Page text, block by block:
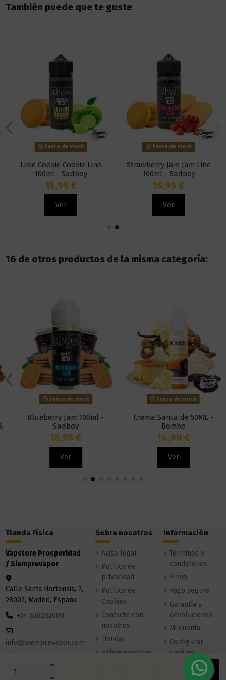
También puede que te guste
Fuera de stock
Lime Cookie Cookie Line
100ml - Sadboy
15,95 €
Ver
Fuera de stock
Strawberry Jam Jam Line
100ml - Sadboy
15,95 €
Ver
16 de otros productos de la misma categoría:
Fuera de stock
Blueberry Jam 100ml -
Sadboy
15,95 €
Ver
Fuera de stock
Crema Santa de 50ML -
Bombo
14,90 €
Ver
Tienda Física
Vapstore Prosperidad
/ Siemprevapor
Calle Santa Hortensia, 2,
28002, Madrid, España
+34 628282608
info@siemprevapor.com
Sobre nosotros
Aviso legal
Política de
privacidad
Política de
Cookies
Contacte con
nosotros
Tiendas
Sobre nosotros
Información
Términos y
condiciones
Envío
Pago seguro
Garantía y
devoluciones
Mi cuenta
Configurar
cookies